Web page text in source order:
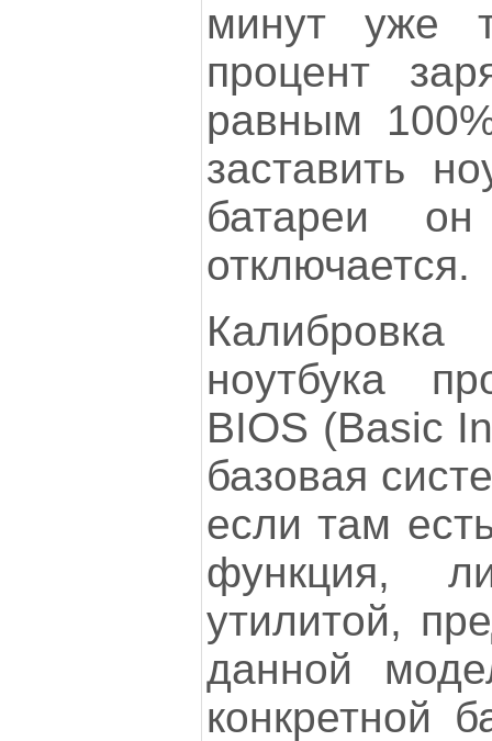
минут уже
процент
равным
заставить
батареи он
отключается.
ноутбука
BIOS (Basic
базовая
если там
функция,
утилитой,
данной
конкретной